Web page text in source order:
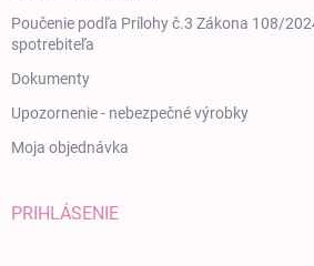
Poučenie podľa Prílohy č.3 Zákona 108/
spotrebiteľa
Dokumenty
Upozornenie - nebezpečné výrobky
Moja objednávka
PRIHLÁSENIE